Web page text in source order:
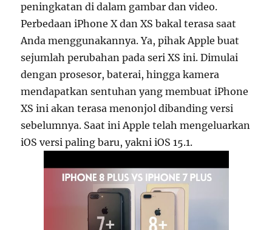
peningkatan di dalam gambar dan video.
Perbedaan iPhone X dan XS bakal terasa saat
Anda menggunakannya. Ya, pihak Apple buat
sejumlah perubahan pada seri XS ini. Dimulai
dengan prosesor, baterai, hingga kamera
mendapatkan sentuhan yang membuat iPhone
XS ini akan terasa menonjol dibanding versi
sebelumnya. Saat ini Apple telah mengeluarkan
iOS versi paling baru, yakni iOS 15.1.